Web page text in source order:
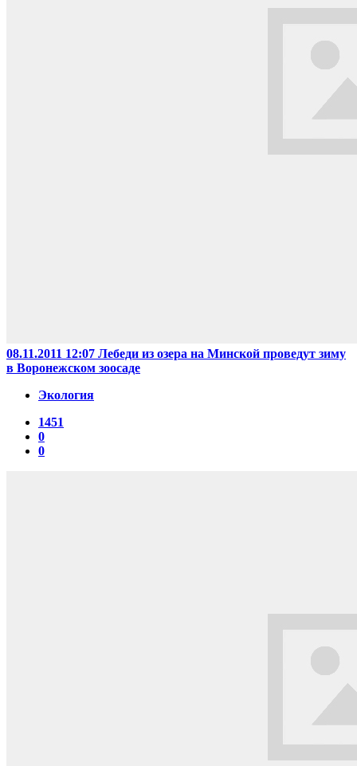
08.11.2011 12:07 Лебеди из озера на Минской проведут зиму
в Воронежском зоосаде
Экология
1451
0
0